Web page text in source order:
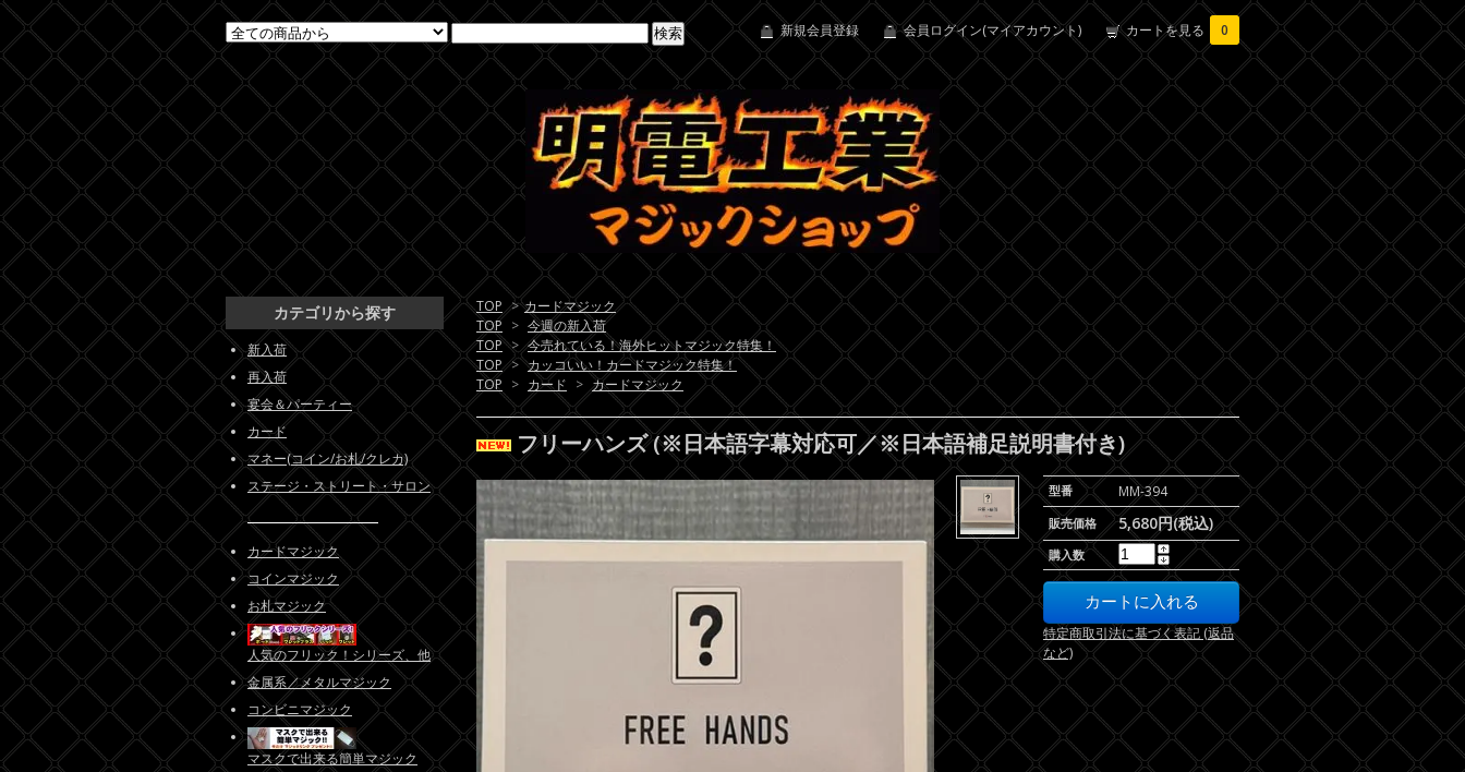
新規会員登録 会員ログイン(マイアカウント) カートを見る 0
TOP > カードマジック
TOP > 今週の新入荷
TOP > 今売れている！海外ヒットマジック特集！
TOP > カッコいい！カードマジック特集！
TOP > カード > カードマジック
フリーハンズ (※日本語字幕対応可／※日本語補足説明書付き)
型番 MM-394
販売価格 5,680円(税込)
購入数
特定商取引法に基づく表記 (返品
など)
カテゴリから探す
新入荷
再入荷
宴会＆パーティー
カード
マネー(コイン/お札/クレカ)
ステージ・ストリート・サロン
カードマジック
コインマジック
お札マジック
人気のフリック！シリーズ、他
金属系／メタルマジック
コンビニマジック
マスクで出来る簡単マジック